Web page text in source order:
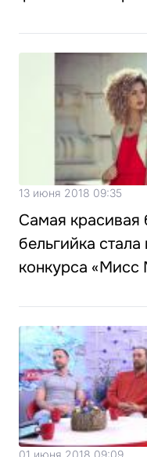
13 июня 2018 09:35
Самая красивая
бельгийка
конкурса «Мисс
01 июня 2018 09:09